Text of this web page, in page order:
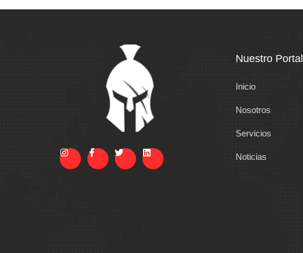
Nuestro Portal
Inicio
Nosotros
Servicios
Noticias